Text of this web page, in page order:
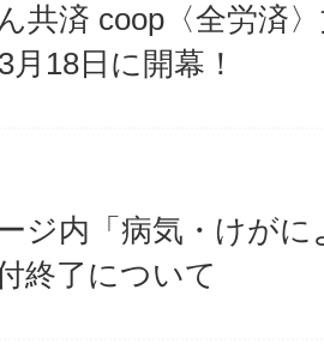
共済 coop〈全労済
月18日に開幕！
ジ内「病気・けが
終了について